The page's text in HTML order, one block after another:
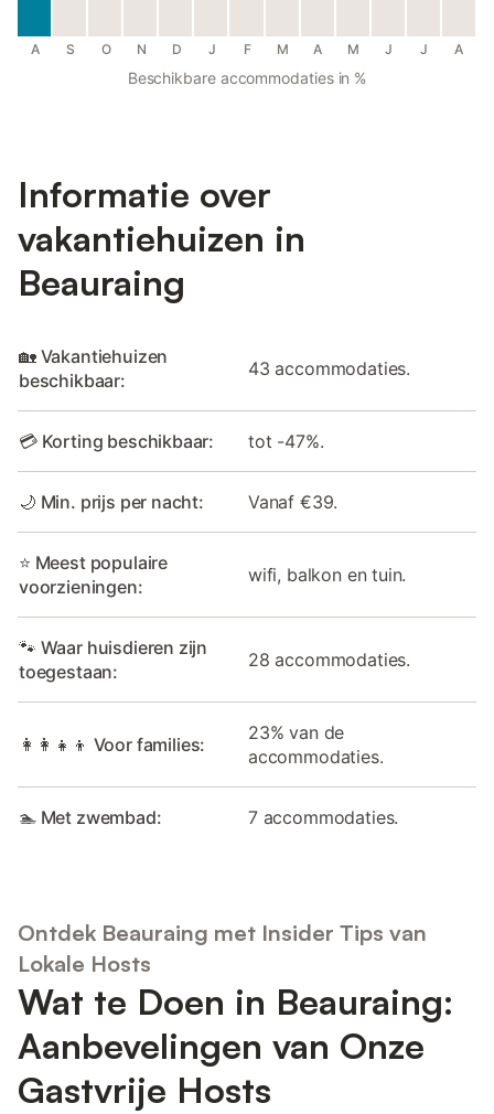
A S O N D J F M A M J J A
Beschikbare accommodaties in %
Informatie over
vakantiehuizen in
Beauraing
🏡 Vakantiehuizen
beschikbaar:
43 accommodaties.
💳 Korting beschikbaar: tot -47%.
🌙 Min. prijs per nacht: Vanaf €39.
⭐ Meest populaire
voorzieningen:
wifi, balkon en tuin.
🐾 Waar huisdieren zijn
toegestaan:
28 accommodaties.
👩‍👩‍👧‍👦 Voor families:
23% van de
accommodaties.
🏊 Met zwembad: 7 accommodaties.
Ontdek Beauraing met Insider Tips van
Lokale Hosts
Wat te Doen in Beauraing:
Aanbevelingen van Onze
Gastvrije Hosts